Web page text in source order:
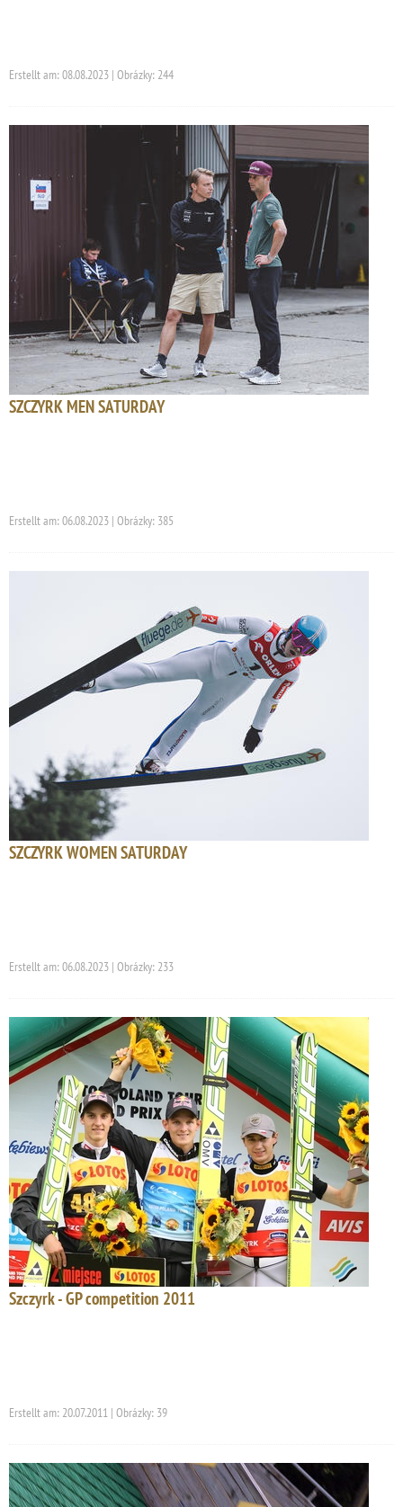
Erstellt am: 08.08.2023 | Obrázky: 244
SZCZYRK MEN SATURDAY
Erstellt am: 06.08.2023 | Obrázky: 385
SZCZYRK WOMEN SATURDAY
Erstellt am: 06.08.2023 | Obrázky: 233
Szczyrk - GP competition 2011
Erstellt am: 20.07.2011 | Obrázky: 39